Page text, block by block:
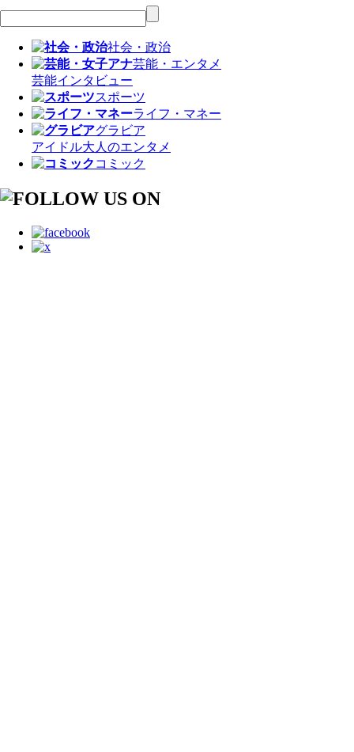
社会・政治
芸能・エンタメ
芸能インタビュー
スポーツ
ライフ・マネー
グラビア
アイドル大人のエンタメ
コミック